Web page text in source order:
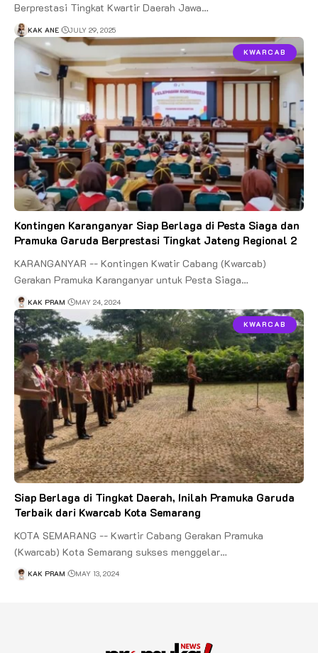
Berprestasi Tingkat Kwartir Daerah Jawa…
KAK ANE JULY 29, 2025
KWARCAB
Kontingen Karanganyar Siap Berlaga di Pesta Siaga dan
Pramuka Garuda Berprestasi Tingkat Jateng Regional 2
KARANGANYAR -- Kontingen Kwatir Cabang (Kwarcab)
Gerakan Pramuka Karanganyar untuk Pesta Siaga…
KAK PRAM MAY 24, 2024
KWARCAB
Siap Berlaga di Tingkat Daerah, Inilah Pramuka Garuda
Terbaik dari Kwarcab Kota Semarang
KOTA SEMARANG -- Kwartir Cabang Gerakan Pramuka
(Kwarcab) Kota Semarang sukses menggelar…
KAK PRAM MAY 13, 2024